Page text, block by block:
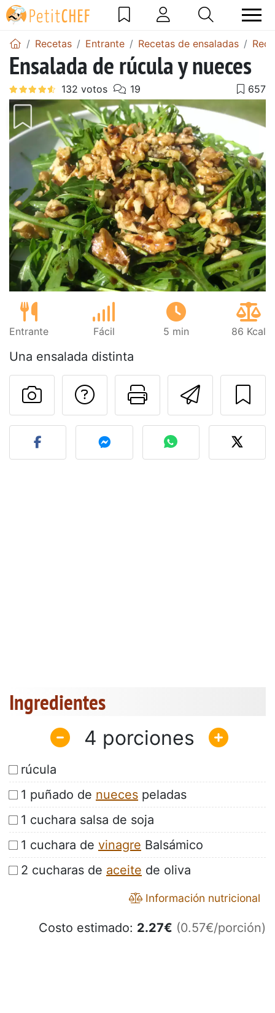
Recetas Entrante Recetas de ensaladas
Ensalada de rúcula y nueces
Entrante Fácil 5 min 86 Kcal
Una ensalada distinta
Imprimir
Preguntar al autor
Publicar la foto de esta
Ingredientes
4
rúcula
1 puñado de nueces peladas
1 cuchara salsa de soja
1 cuchara de vinagre Balsámico
2 cucharas de aceite de oliva
Información nutricional
Costo estimado: 2.27€ (0.57€/porción)